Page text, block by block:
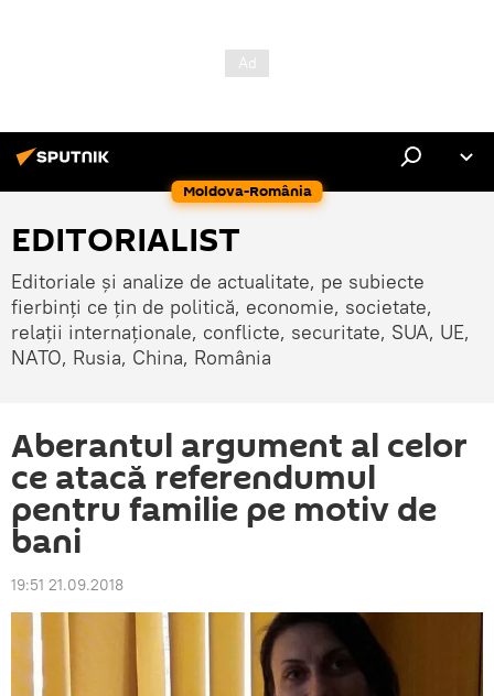
Moldova-România
EDITORIALIST
Editoriale și analize de actualitate, pe subiecte
fierbinți ce țin de politică, economie, societate,
relații internaționale, conflicte, securitate, SUA, UE,
NATO, Rusia, China, România
Aberantul argument al celor
ce atacă referendumul
pentru familie pe motiv de
bani
19:51 21.09.2018